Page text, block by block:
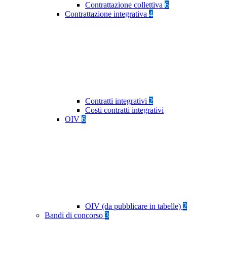
Contrattazione collettiva 6
Contrattazione integrativa 4
Contratti integrativi 2
Costi contratti integrativi
OIV 6
OIV (da pubblicare in tabelle) 2
Bandi di concorso 3